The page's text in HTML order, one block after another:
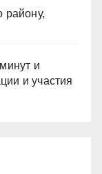
району,
и
и участия